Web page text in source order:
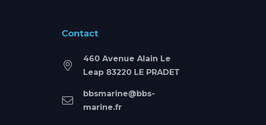
Contact
460 Avenue Alain Le
Leap 83220 LE PRADET
bbsmarine@bbs-
marine.fr